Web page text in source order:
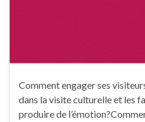
Comment engager ses
dans la visite culturelle et les
produire de